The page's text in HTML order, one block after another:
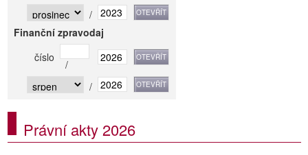
/
Finanční zpravodaj
číslo
/
/
Právní akty 2026